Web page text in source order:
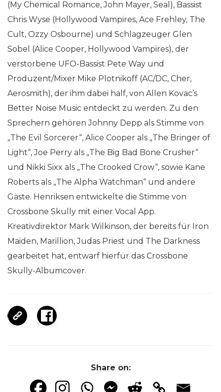
(My Chemical Romance, John Mayer, Seal), Bassist
Chris Wyse (Hollywood Vampires, Ace Frehley, The
Cult, Ozzy Osbourne) und Schlagzeuger Glen
Sobel (Alice Cooper, Hollywood Vampires), der
verstorbene UFO-Bassist Pete Way und
Produzent/Mixer Mike Plotnikoff (AC/DC, Cher,
Aerosmith), der ihm dabei half, von Allen Kovac’s
Better Noise Music entdeckt zu werden. Zu den
Sprechern gehören Johnny Depp als Stimme von
„The Evil Sorcerer“, Alice Cooper als „The Bringer of
Light“, Joe Perry als „The Big Bad Bone Crusher“
und Nikki Sixx als „The Crooked Crow“, sowie Kane
Roberts als „The Alpha Watchman“ und andere
Gäste. Henriksen entwickelte die Stimme von
Crossbone Skully mit einer Vocal App.
Kreativdirektor Mark Wilkinson, der bereits für Iron
Maiden, Marillion, Judas Priest und The Darkness
gearbeitet hat, entwarf hierfür das Crossbone
Skully-Albumcover.
Share on: